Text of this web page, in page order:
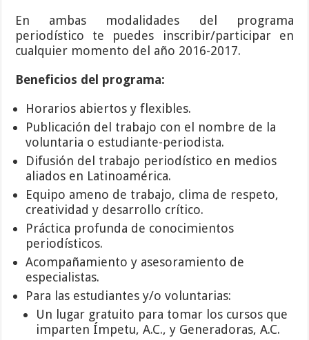
En ambas modalidades del programa
periodístico te puedes inscribir/participar en
cualquier momento del año 2016-2017.
Beneficios del programa:
Horarios abiertos y flexibles.
Publicación del trabajo con el nombre de la
voluntaria o estudiante-periodista.
Difusión del trabajo periodístico en medios
aliados en Latinoamérica.
Equipo ameno de trabajo, clima de respeto,
creatividad y desarrollo crítico.
Práctica profunda de conocimientos
periodísticos.
Acompañamiento y asesoramiento de
especialistas.
Para las estudiantes y/o voluntarias:
Un lugar gratuito para tomar los cursos que
imparten Ímpetu, A.C., y Generadoras, A.C.